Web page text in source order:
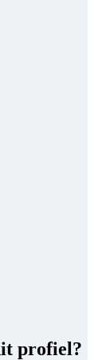
profiel?